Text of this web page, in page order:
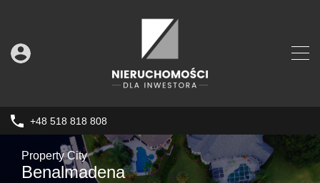
+48 518 818 808
Property City
Benalmadena